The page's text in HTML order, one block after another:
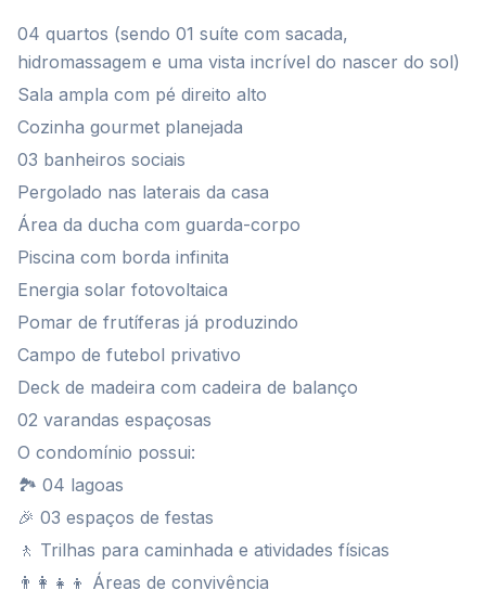
04 quartos (sendo 01 suíte com sacada,
hidromassagem e uma vista incrível do nascer do sol)
Sala ampla com pé direito alto
Cozinha gourmet planejada
03 banheiros sociais
Pergolado nas laterais da casa
Área da ducha com guarda-corpo
Piscina com borda infinita
Energia solar fotovoltaica
Pomar de frutíferas já produzindo
Campo de futebol privativo
Deck de madeira com cadeira de balanço
02 varandas espaçosas
O condomínio possui:
🏞 04 lagoas
🎉 03 espaços de festas
🚶 Trilhas para caminhada e atividades físicas
👨‍👩‍👧‍👦 Áreas de convivência